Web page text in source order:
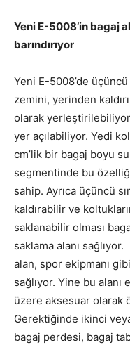
Yeni E-5008’in bagaj
barındırıyor
Yeni E-5008’de
zemini, yerinden
olarak
yer açılabiliyor. Yedi
cm’lik bir bagaj boyu
segmentinde bu
sahip. Ayrıca üçüncü
kaldırabilir ve
saklanabilir olması
saklama alanı
alan, spor ekipmanı
sağlıyor. Yine bu
üzere aksesuar olarak
Gerektiğinde ikinci
bagaj perdesi, bagaj